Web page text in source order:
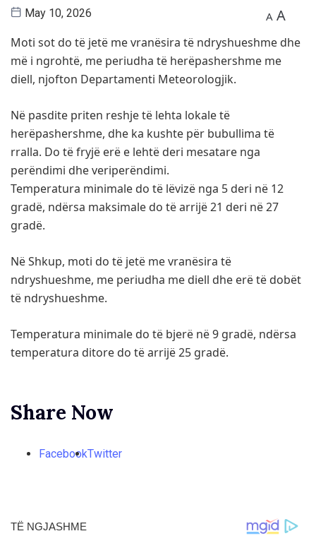
May 10, 2026 A A
Moti sot do të jetë me vranësira të ndryshueshme dhe
më i ngrohtë, me periudha të herëpashershme me
diell, njofton Departamenti Meteorologjik.
Në pasdite priten reshje të lehta lokale të
herëpashershme, dhe ka kushte për bubullima të
rralla. Do të fryjë erë e lehtë deri mesatare nga
perëndimi dhe veriperëndimi.
Temperatura minimale do të lëvizë nga 5 deri në 12
gradë, ndërsa maksimale do të arrijë 21 deri në 27
gradë.
Në Shkup, moti do të jetë me vranësira të
ndryshueshme, me periudha me diell dhe erë të dobët
të ndryshueshme.
Temperatura minimale do të bjerë në 9 gradë, ndërsa
temperatura ditore do të arrijë 25 gradë.
Share Now
FacebookTwitter